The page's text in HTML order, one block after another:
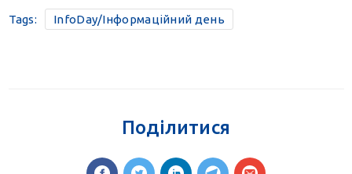
Tags: InfoDay/Інформаційний день
Поділитися